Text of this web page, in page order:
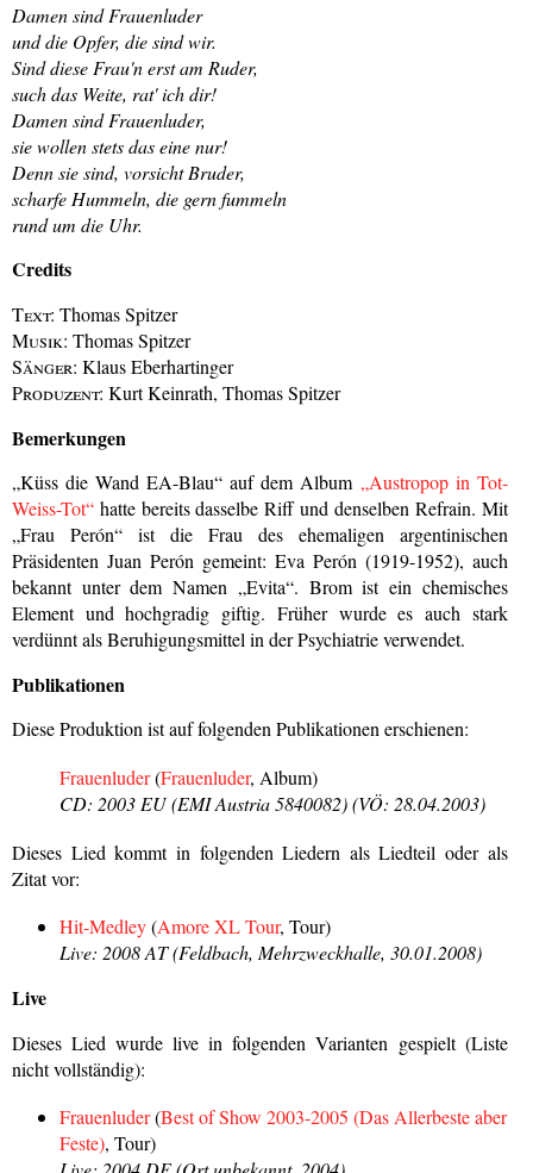
Damen sind Frauenluder
und die Opfer, die sind wir.
Sind diese Frau'n erst am Ruder,
such das Weite, rat' ich dir!
Damen sind Frauenluder,
sie wollen stets das eine nur!
Denn sie sind, vorsicht Bruder,
scharfe Hummeln, die gern fummeln
rund um die Uhr.
Credits
Text: Thomas Spitzer
Musik: Thomas Spitzer
Sänger: Klaus Eberhartinger
Produzent: Kurt Keinrath, Thomas Spitzer
Bemerkungen
„Küss die Wand EA-Blau“ auf dem Album „Austropop in Tot-
Weiss-Tot“ hatte bereits dasselbe Riff und denselben Refrain. Mit
„Frau Perón“ ist die Frau des ehemaligen argentinischen
Präsidenten Juan Perón gemeint: Eva Perón (1919-1952), auch
bekannt unter dem Namen „Evita“. Brom ist ein chemisches
Element und hochgradig giftig. Früher wurde es auch stark
verdünnt als Beruhigungsmittel in der Psychiatrie verwendet.
Publikationen
Diese Produktion ist auf folgenden Publikationen erschienen:
Frauenluder(Frauenluder, Album)
CD: 2003 EU (EMI Austria 5840082) (VÖ: 28.04.2003)
Dieses Lied kommt in folgenden Liedern als Liedteil oder als
Zitat vor:
Hit-Medley(Amore XL Tour, Tour)
Live: 2008 AT (Feldbach, Mehrzweckhalle, 30.01.2008)
Live
Dieses Lied wurde live in folgenden Varianten gespielt (Liste
nicht vollständig):
Frauenluder(Best of Show 2003-2005 (Das Allerbeste aber
Feste), Tour)